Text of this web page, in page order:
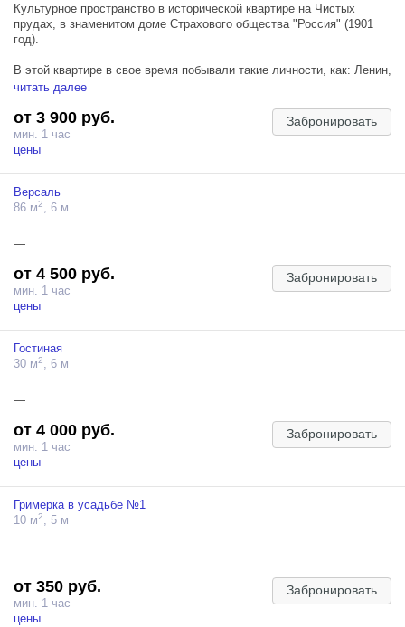
Культурное пространство в исторической квартире на Чистых
прудах, в знаменитом доме Страхового общества "Россия" (1901
год).
В этой квартире в свое время побывали такие личности, как: Ленин,
Крупская, Маяковский, Горький, Калинин, Енукидзе и Высоцкий!
В аренду входят все три комнаты (+кухня как техническая зона),
общая площадь 115 кв. метров, вместимость - до 27 человек.
читать далее
от 3 900 руб.
мин. 1 час
цены
Забронировать
Версаль
86 м2 , 6 м
—
от 4 500 руб.
мин. 1 час
цены
Забронировать
Гостиная
30 м2 , 6 м
—
от 4 000 руб.
мин. 1 час
цены
Забронировать
Гримерка в усадьбе №1
10 м2 , 5 м
—
от 350 руб.
мин. 1 час
цены
Забронировать